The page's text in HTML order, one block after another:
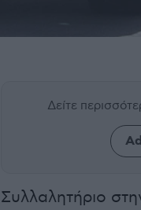
Δείτε
Συλλαλητήριο